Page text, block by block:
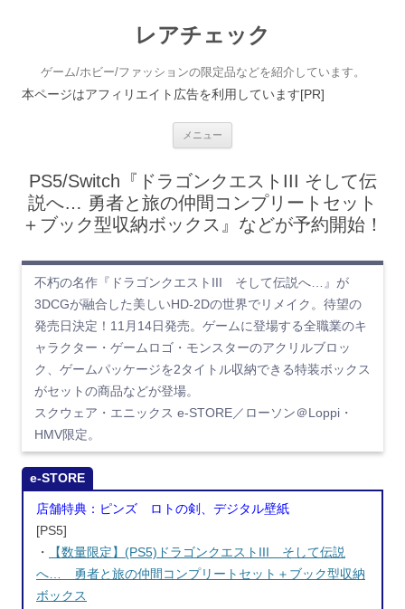
レアチェック
ゲーム/ホビー/ファッションの限定品などを紹介しています。
本ページはアフィリエイト広告を利用しています[PR]
メニュー
PS5/Switch『ドラゴンクエストIII そして伝
説へ… 勇者と旅の仲間コンプリートセット
＋ブック型収納ボックス』などが予約開始！
不朽の名作『ドラゴンクエストIII そして伝説へ…』が
3DCGが融合した美しいHD-2Dの世界でリメイク。待望の
発売日決定！11月14日発売。ゲームに登場する全職業のキ
ャラクター・ゲームロゴ・モンスターのアクリルブロッ
ク、ゲームパッケージを2タイトル収納できる特装ボックス
がセットの商品などが登場。
スクウェア・エニックス e-STORE／ローソン＠Loppi・
HMV限定。
e-STORE
店舗特典：ピンズ ロトの剣、デジタル壁紙
[PS5]
・
【数量限定】(PS5)ドラゴンクエストIII そして伝説
へ… 勇者と旅の仲間コンプリートセット＋ブック型収納
ボックス